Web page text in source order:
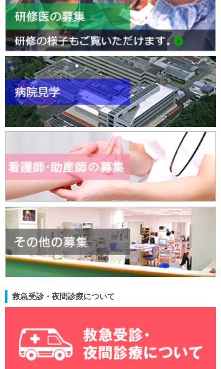
救急受診・夜間診療について